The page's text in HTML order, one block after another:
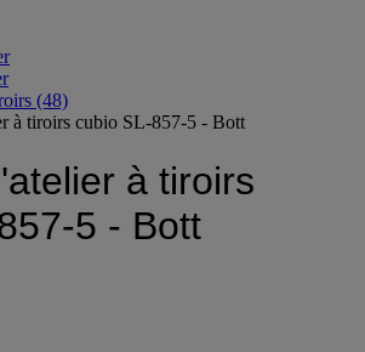
(48)
à tiroirs cubio SL-857-5 - Bott
à tiroirs
5 - Bott